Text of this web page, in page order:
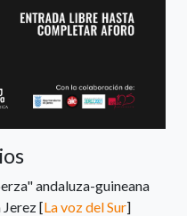
andaluza-guineana
[La voz del Sur]